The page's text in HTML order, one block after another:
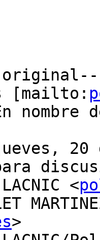
[mailto:
nombre
20
<
>